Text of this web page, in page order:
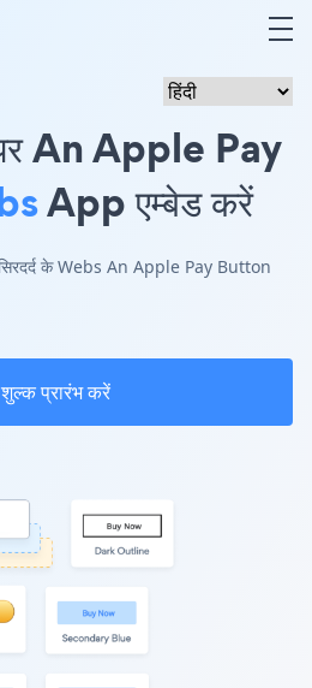
An Apple Pay
App एम्बेड करें
सिरदर्द के Webs An Apple Pay Button
शुल्क प्रारंभ करें